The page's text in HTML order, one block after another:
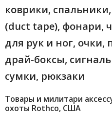
коврики,
(duct tape), фонари,
для рук и ног, очки,
драй-боксы,
сумки, рюкзаки
Товары и милитари
охоты Rothco, США